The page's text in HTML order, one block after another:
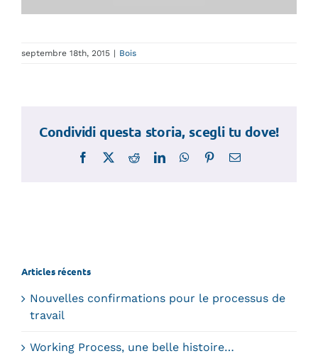
septembre 18th, 2015 | Bois
Condividi questa storia, scegli tu dove!
Facebook RedditLinkedInWhatsApp
PinterestEmail
Articles récents
Nouvelles confirmations pour le processus de
travail
Working Process, une belle histoire…